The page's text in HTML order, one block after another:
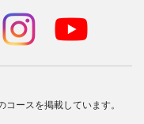
ースを掲載しています。